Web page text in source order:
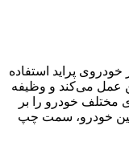
پراید استفاده
عمل می‌کند و وظیفه
مختلف خودرو را بر
خودرو، سمت چپ